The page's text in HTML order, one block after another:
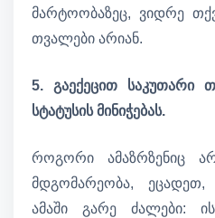
მარტოობაზეც, ვიდრე
თვალები არიან.
5. გაექეცით საკუთარი
სტატუსის მინიჭებას.
როგორი ამაზრზენიც
მდგომარეობა,
ამაში გარე ძალები: